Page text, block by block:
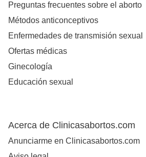
Preguntas frecuentes sobre el aborto
Métodos anticonceptivos
Enfermedades de transmisión sexual
Ofertas médicas
Ginecología
Educación sexual
Acerca de Clinicasabortos.com
Anunciarme en Clinicasabortos.com